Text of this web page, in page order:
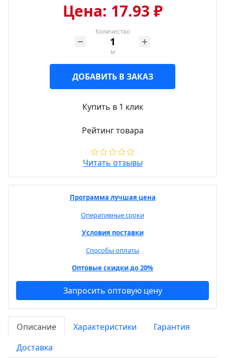
Цена: 17.93 ₽
Количество
м
ДОБАВИТЬ В ЗАКАЗ
Купить в 1 клик
Рейтинг товара
Читать отзывы
Программа лучшая цена
Оперативные сроки
Условия поставки
Способы оплаты
Оптовые скидки до 20%
Запросить оптовую цену
Описание Характеристики
Гарантия
Доставка